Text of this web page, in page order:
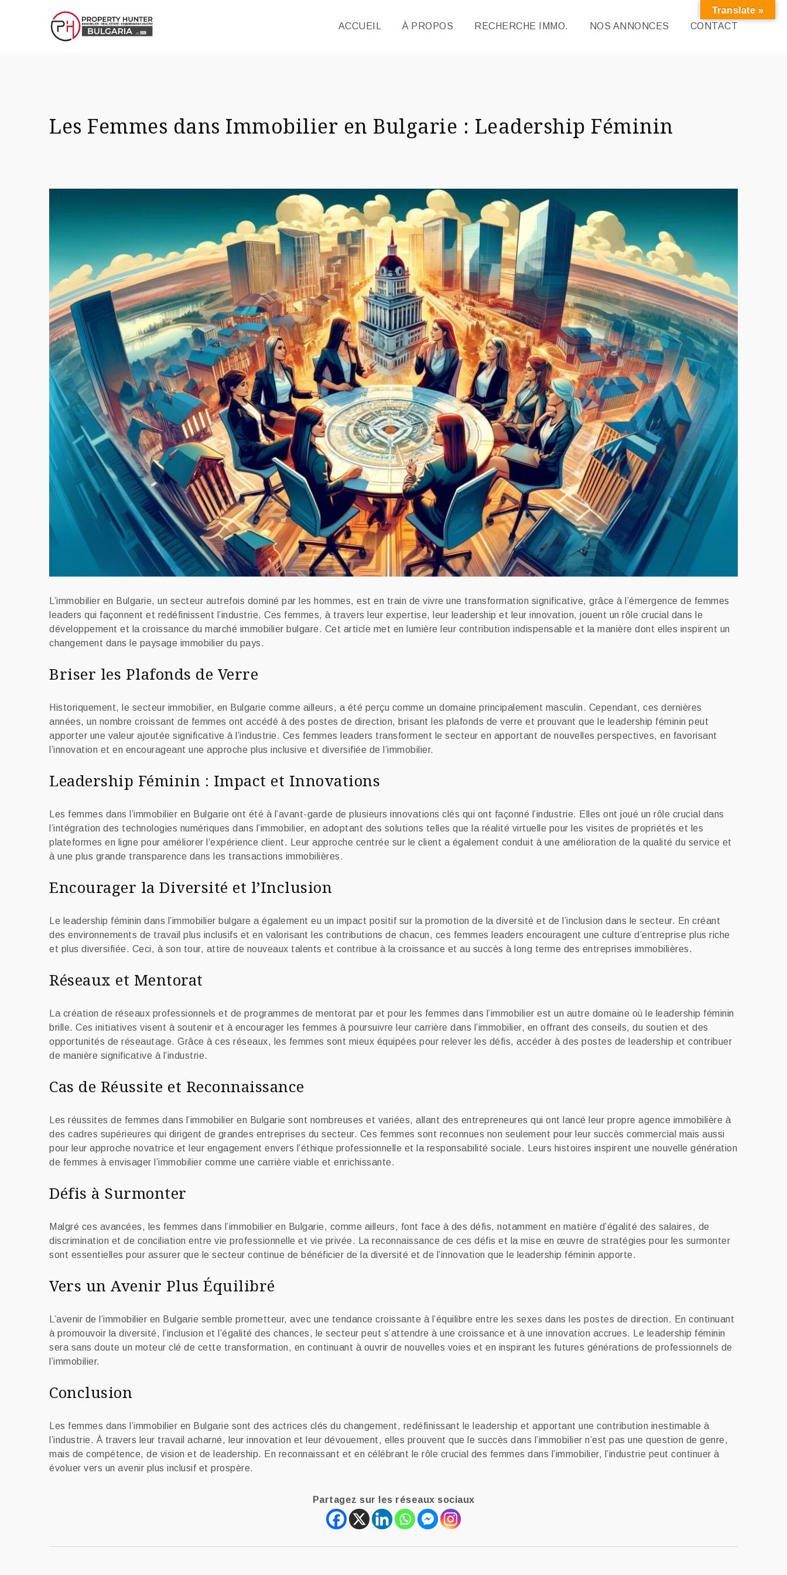
ACCUEIL À PROPOS RECHERCHE IMMO. NOS ANNONCES CONTACT
Les Femmes dans Immobilier en Bulgarie : Leadership Féminin
L’immobilier en Bulgarie, un secteur autrefois dominé par les hommes, est en train de vivre une transformation significative, grâce à l’émergence de femmes
leaders qui façonnent et redéfinissent l’industrie. Ces femmes, à travers leur expertise, leur leadership et leur innovation, jouent un rôle crucial dans le
développement et la croissance du marché immobilier bulgare. Cet article met en lumière leur contribution indispensable et la manière dont elles inspirent un
changement dans le paysage immobilier du pays.
Briser les Plafonds de Verre
Historiquement, le secteur immobilier, en Bulgarie comme ailleurs, a été perçu comme un domaine principalement masculin. Cependant, ces dernières
années, un nombre croissant de femmes ont accédé à des postes de direction, brisant les plafonds de verre et prouvant que le leadership féminin peut
apporter une valeur ajoutée significative à l’industrie. Ces femmes leaders transforment le secteur en apportant de nouvelles perspectives, en favorisant
l’innovation et en encourageant une approche plus inclusive et diversifiée de l’immobilier.
Leadership Féminin : Impact et Innovations
Les femmes dans l’immobilier en Bulgarie ont été à l’avant-garde de plusieurs innovations clés qui ont façonné l’industrie. Elles ont joué un rôle crucial dans
l’intégration des technologies numériques dans l’immobilier, en adoptant des solutions telles que la réalité virtuelle pour les visites de propriétés et les
plateformes en ligne pour améliorer l’expérience client. Leur approche centrée sur le client a également conduit à une amélioration de la qualité du service et
à une plus grande transparence dans les transactions immobilières.
Encourager la Diversité et l’Inclusion
Le leadership féminin dans l’immobilier bulgare a également eu un impact positif sur la promotion de la diversité et de l’inclusion dans le secteur. En créant
des environnements de travail plus inclusifs et en valorisant les contributions de chacun, ces femmes leaders encouragent une culture d’entreprise plus riche
et plus diversifiée. Ceci, à son tour, attire de nouveaux talents et contribue à la croissance et au succès à long terme des entreprises immobilières.
Réseaux et Mentorat
La création de réseaux professionnels et de programmes de mentorat par et pour les femmes dans l’immobilier est un autre domaine où le leadership féminin
brille. Ces initiatives visent à soutenir et à encourager les femmes à poursuivre leur carrière dans l’immobilier, en offrant des conseils, du soutien et des
opportunités de réseautage. Grâce à ces réseaux, les femmes sont mieux équipées pour relever les défis, accéder à des postes de leadership et contribuer
de manière significative à l’industrie.
Cas de Réussite et Reconnaissance
Les réussites de femmes dans l’immobilier en Bulgarie sont nombreuses et variées, allant des entrepreneures qui ont lancé leur propre agence immobilière à
des cadres supérieures qui dirigent de grandes entreprises du secteur. Ces femmes sont reconnues non seulement pour leur succès commercial mais aussi
pour leur approche novatrice et leur engagement envers l’éthique professionnelle et la responsabilité sociale. Leurs histoires inspirent une nouvelle génération
de femmes à envisager l’immobilier comme une carrière viable et enrichissante.
Défis à Surmonter
Malgré ces avancées, les femmes dans l’immobilier en Bulgarie, comme ailleurs, font face à des défis, notamment en matière d’égalité des salaires, de
discrimination et de conciliation entre vie professionnelle et vie privée. La reconnaissance de ces défis et la mise en œuvre de stratégies pour les surmonter
sont essentielles pour assurer que le secteur continue de bénéficier de la diversité et de l’innovation que le leadership féminin apporte.
Vers un Avenir Plus Équilibré
L’avenir de l’immobilier en Bulgarie semble prometteur, avec une tendance croissante à l’équilibre entre les sexes dans les postes de direction. En continuant
à promouvoir la diversité, l’inclusion et l’égalité des chances, le secteur peut s’attendre à une croissance et à une innovation accrues. Le leadership féminin
sera sans doute un moteur clé de cette transformation, en continuant à ouvrir de nouvelles voies et en inspirant les futures générations de professionnels de
l’immobilier.
Conclusion
Les femmes dans l’immobilier en Bulgarie sont des actrices clés du changement, redéfinissant le leadership et apportant une contribution inestimable à
l’industrie. À travers leur travail acharné, leur innovation et leur dévouement, elles prouvent que le succès dans l’immobilier n’est pas une question de genre,
mais de compétence, de vision et de leadership. En reconnaissant et en célébrant le rôle crucial des femmes dans l’immobilier, l’industrie peut continuer à
évoluer vers un avenir plus inclusif et prospère.
Partagez sur les réseaux sociaux
Translate »